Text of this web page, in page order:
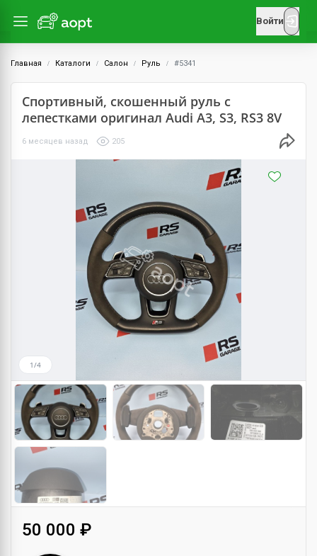
Войти
Главная Каталоги Салон Руль #5341
Спортивный, скошенный руль с
лепестками оригинал Audi A3, S3, RS3 8V
6 месяцев назад 205
1/4
50 000 ₽